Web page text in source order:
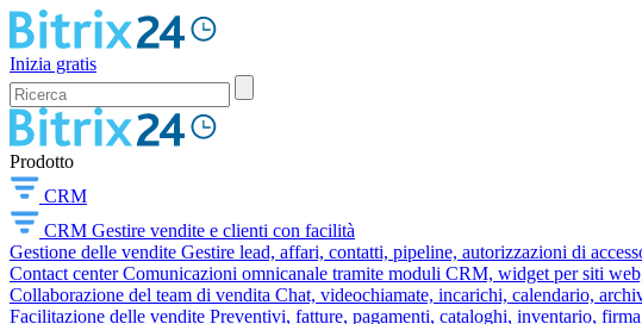
Inizia gratis
Prodotto
CRM
CRM Gestire vendite e clienti con facilità
Gestione delle vendite Gestire lead, affari, contatti, pipeline, autorizzazioni di
Contact center Comunicazioni omnicanale tramite moduli CRM, widget per siti
Collaborazione del team di vendita Chat, videochiamate, incarichi, calendario,
Facilitazione delle vendite Preventivi, fatture, pagamenti, cataloghi, inventario,